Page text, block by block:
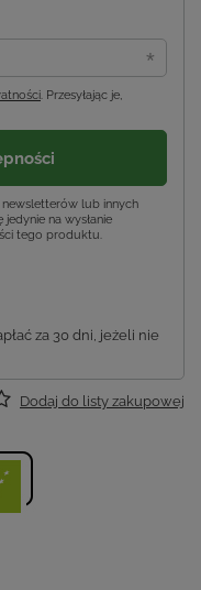
. Przesyłając je,
newsletterów lub innych
na wysłanie
tego produktu.
za 30 dni, jeżeli nie
Dodaj do listy zakupowej